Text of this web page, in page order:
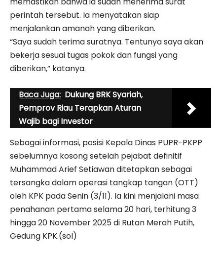
perintah tersebut. Ia menyatakan siap
menjalankan amanah yang diberikan.
“Saya sudah terima suratnya. Tentunya saya akan
bekerja sesuai tugas pokok dan fungsi yang
diberikan,” katanya.
Baca Juga: Dukung BRK Syariah,
Pemprov Riau Terapkan Aturan
Wajib bagi Investor
Sebagai informasi, posisi Kepala Dinas PUPR-PKPP
sebelumnya kosong setelah pejabat definitif
Muhammad Arief Setiawan ditetapkan sebagai
tersangka dalam operasi tangkap tangan (OTT)
oleh KPK pada Senin (3/11). Ia kini menjalani masa
penahanan pertama selama 20 hari, terhitung 3
hingga 20 November 2025 di Rutan Merah Putih,
Gedung KPK.(sol)